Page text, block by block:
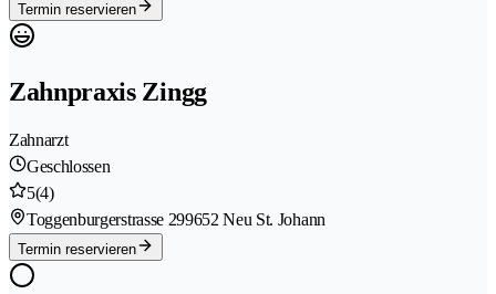
Termin reservieren
Zahnpraxis Zingg
Zahnarzt
Geschlossen
5(4)
Toggenburgerstrasse 299652 Neu St. Johann
Termin reservieren